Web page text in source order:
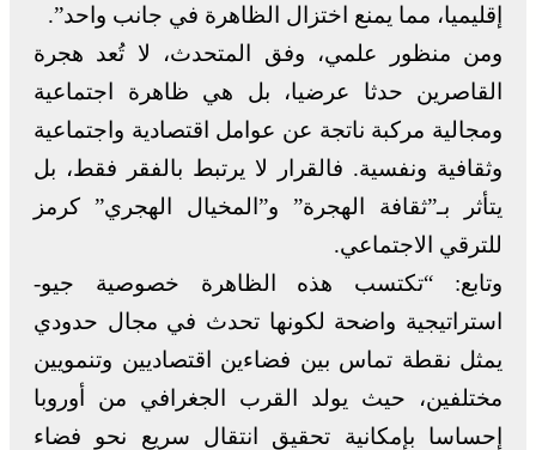
إقليميا، مما يمنع اختزال الظاهرة في جانب واحد”.
ومن منظور علمي، وفق المتحدث، لا تُعد هجرة
القاصرين حدثا عرضيا، بل هي ظاهرة اجتماعية
ومجالية مركبة ناتجة عن عوامل اقتصادية واجتماعية
وثقافية ونفسية. فالقرار لا يرتبط بالفقر فقط، بل
يتأثر بـ”ثقافة الهجرة” و”المخيال الهجري” كرمز
للترقي الاجتماعي.
وتابع: “تكتسب هذه الظاهرة خصوصية جيو-
استراتيجية واضحة لكونها تحدث في مجال حدودي
يمثل نقطة تماس بين فضاءين اقتصاديين وتنمويين
مختلفين، حيث يولد القرب الجغرافي من أوروبا
إحساسا بإمكانية تحقيق انتقال سريع نحو فضاء